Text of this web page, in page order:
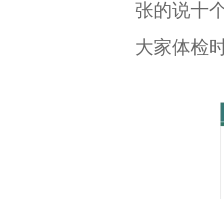
张的说十
大家体检